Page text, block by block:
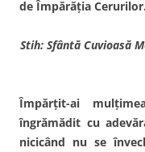
de Împărăţia Cerurilor.
Stih: Sfântă Cuvioasă
Împărţit-ai
îngrămădit cu
nicicând nu se